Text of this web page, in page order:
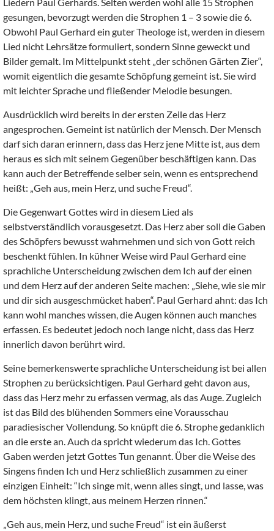
gesungen, bevorzugt werden die Strophen 1 – 3 sowie die 6.
Obwohl Paul Gerhard ein guter Theologe ist, werden in diesem
Lied nicht Lehrsätze formuliert, sondern Sinne geweckt und
Bilder gemalt. Im Mittelpunkt steht „der schönen Gärten Zier“,
womit eigentlich die gesamte Schöpfung gemeint ist. Sie wird
mit leichter Sprache und fließender Melodie besungen.
Ausdrücklich wird bereits in der ersten Zeile das Herz
angesprochen. Gemeint ist natürlich der Mensch. Der Mensch
darf sich daran erinnern, dass das Herz jene Mitte ist, aus dem
heraus es sich mit seinem Gegenüber beschäftigen kann. Das
kann auch der Betreffende selber sein, wenn es entsprechend
heißt: „Geh aus, mein Herz, und suche Freud“.
Die Gegenwart Gottes wird in diesem Lied als
selbstverständlich vorausgesetzt. Das Herz aber soll die Gaben
des Schöpfers bewusst wahrnehmen und sich von Gott reich
beschenkt fühlen. In kühner Weise wird Paul Gerhard eine
sprachliche Unterscheidung zwischen dem Ich auf der einen
und dem Herz auf der anderen Seite machen: „Siehe, wie sie mir
und dir sich ausgeschmücket haben“. Paul Gerhard ahnt: das Ich
kann wohl manches wissen, die Augen können auch manches
erfassen. Es bedeutet jedoch noch lange nicht, dass das Herz
innerlich davon berührt wird.
Seine bemerkenswerte sprachliche Unterscheidung ist bei allen
Strophen zu berücksichtigen. Paul Gerhard geht davon aus,
dass das Herz mehr zu erfassen vermag, als das Auge. Zugleich
ist das Bild des blühenden Sommers eine Vorausschau
paradiesischer Vollendung. So knüpft die 6. Strophe gedanklich
an die erste an. Auch da spricht wiederum das Ich. Gottes
Gaben werden jetzt Gottes Tun genannt. Über die Weise des
Singens finden Ich und Herz schließlich zusammen zu einer
einzigen Einheit: “Ich singe mit, wenn alles singt, und lasse, was
dem höchsten klingt, aus meinem Herzen rinnen.“
„Geh aus, mein Herz, und suche Freud“ ist ein äußerst